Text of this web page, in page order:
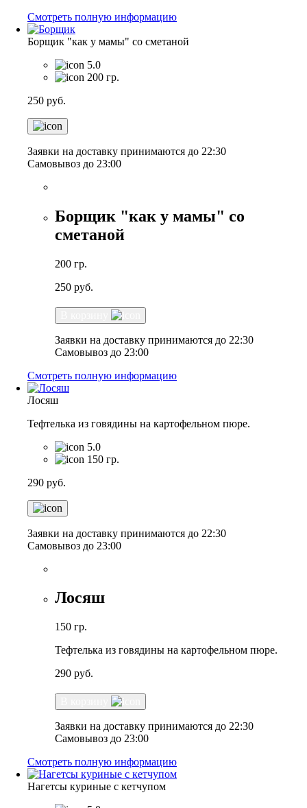
Смотреть полную информацию
Борщик "как у мамы" со сметаной
5.0
200 гр.
250 руб.
Заявки на доставку принимаются до 22:30
Самовывоз до 23:00
Борщик "как у мамы" со
сметаной
200 гр.
250 руб.
Заявки на доставку принимаются до 22:30
Самовывоз до 23:00
Смотреть полную информацию
Лосяш
Тефтелька из говядины на картофельном пюре.
5.0
150 гр.
290 руб.
Заявки на доставку принимаются до 22:30
Самовывоз до 23:00
Лосяш
150 гр.
Тефтелька из говядины на картофельном пюре.
290 руб.
Заявки на доставку принимаются до 22:30
Самовывоз до 23:00
Смотреть полную информацию
Нагетсы куриные с кетчупом